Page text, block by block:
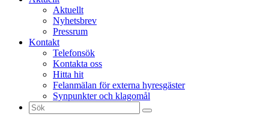
Aktuellt
Nyhetsbrev
Pressrum
Kontakt
Telefonsök
Kontakta oss
Hitta hit
Felanmälan för externa hyresgäster
Synpunkter och klagomål
Sök
efter: